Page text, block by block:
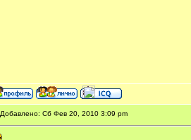
Добавлено: Сб Фев 20, 2010 3:09 pm